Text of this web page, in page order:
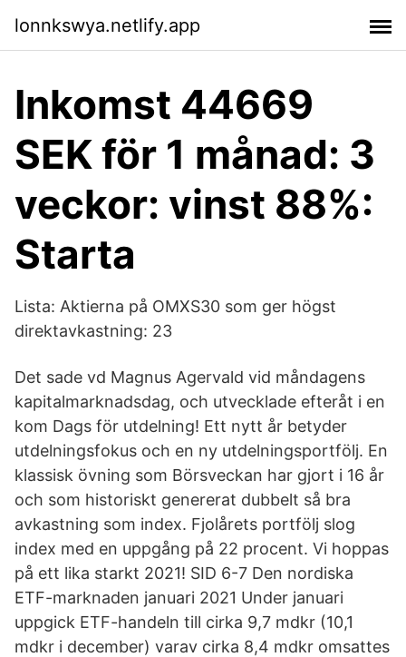
lonnkswya.netlify.app
Inkomst 44669
SEK för 1 månad: 3
veckor: vinst 88%:
Starta
Lista: Aktierna på OMXS30 som ger högst
direktavkastning: 23
Det sade vd Magnus Agervald vid måndagens
kapitalmarknadsdag, och utvecklade efteråt i en
kom Dags för utdelning! Ett nytt år betyder
utdelningsfokus och en ny utdelningsportfölj. En
klassisk övning som Börsveckan har gjort i 16 år
och som historiskt genererat dubbelt så bra
avkastning som index. Fjolårets portfölj slog
index med en uppgång på 22 procent. Vi hoppas
på ett lika starkt 2021! SID 6-7 Den nordiska
ETF-marknaden januari 2021 Under januari
uppgick ETF-handeln till cirka 9,7 mdkr (10,1
mdkr i december) varav cirka 8,4 mdkr omsattes